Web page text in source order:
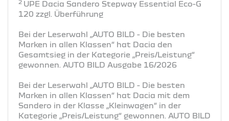
2 UPE Dacia Sandero Stepway Essential Eco-G
120 zzgl. Überführung
Bei der Leserwahl „AUTO BILD - Die besten
Marken in allen Klassen“ hat Dacia den
Gesamtsieg in der Kategorie „Preis/Leistung“
gewonnen. AUTO BILD Ausgabe 16/2026
Bei der Leserwahl „AUTO BILD - Die besten
Marken in allen Klassen“ hat Dacia mit dem
Sandero in der Klasse „Kleinwagen“ in der
Kategorie „Preis/Leistung“ gewonnen. AUTO BILD